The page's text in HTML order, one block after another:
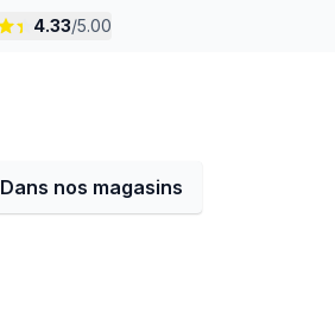
4.33/5.00
Dans nos magasins